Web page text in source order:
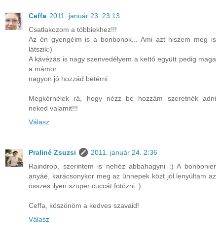
Ceffa 2011. január 23. 23:13
Csatlakozom a többiekhez!!!
Az én gyengéim is a bonbonok... Ami azt hiszem meg is
látszik:)
A kávézás is nagy szenvedélyem a kettő együtt pedig maga
a mámor.
nagyon jó hozzád betérni.
Megkérnélek rá, hogy nézz be hozzám szeretnék adni
neked valamit!!!
Válasz
Praliné Zsuzsi
2011. január 24. 2:36
Raindrop, szerintem is nehéz abbahagyni :) A bonbonier
anyáé, karácsonykor meg az ünnepek közt jól lenyúltam az
összes ilyen szuper cuccát fotózni :)
Ceffa, köszönöm a kedves szavaid!
Válasz